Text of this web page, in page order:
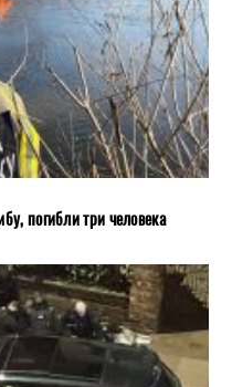
погибли три человека